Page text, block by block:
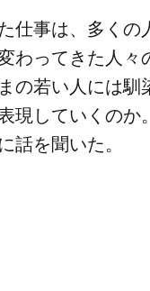
仕事は、​多くの​
わってきた​人
の​若い​人には​
現していくの
話を​聞いた。